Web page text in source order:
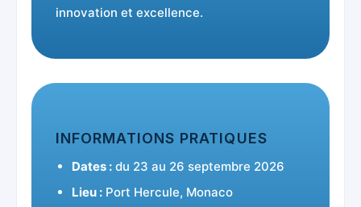
innovation et excellence.
INFORMATIONS PRATIQUES
Dates : du 23 au 26 septembre 2026
Lieu : Port Hercule, Monaco